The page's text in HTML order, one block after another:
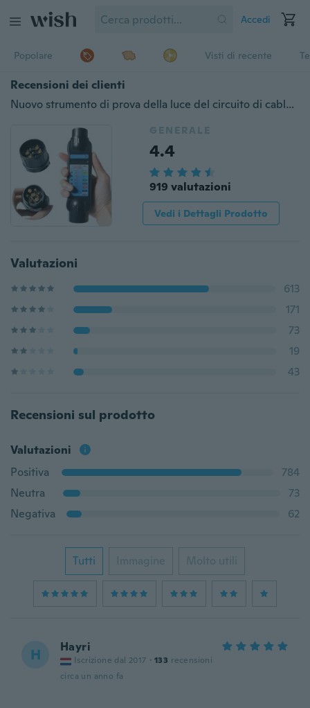
Accedi
Popolare Visti di recente
Recensioni dei clienti
Nuovo strumento di prova della luce del circuito di cablaggio del tester dell'incavo della spina del rimorchio del camion dell'automobile a 7 pin
GENERALE
4.4
919 valutazioni
Vedi i Dettagli Prodotto
Valutazioni
613
171
73
19
43
Recensioni sul prodotto
Valutazioni
Positiva
784
Neutra
73
Negativa
62
Tutti Immagine Molto utili
H Hayri
Iscrizione dal 2017 · 133 recensioni
circa un anno fa